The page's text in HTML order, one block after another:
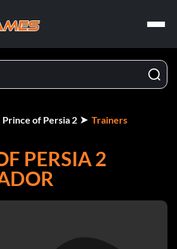
Prince of Persia 2 Trainers
PERSIA 2